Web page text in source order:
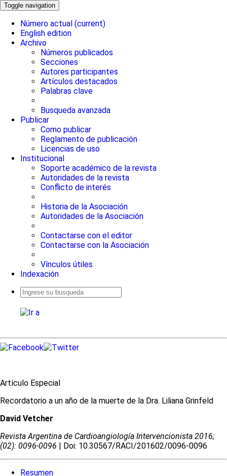
Toggle navigation
Número actual (current)
English edition
Archivo
Números publicados
Secciones
Autores participantes
Artículos destacados
Palabras clave
Busqueda avanzada
Publicar
Como publicar
Reglamento de publicación
Licencias de uso
Institucional
Soporte académico de la revista
Autoridades de la revista
Conflicto de interés
Historia de la Asociación
Autoridades de la Asociación
Contactarse con el editor
Contactarse con la Asociación
Vínculos útiles
Indexación
Artículo Especial
Recordatorio a un año de la muerte de la Dra. Liliana Grinfeld
David Vetcher
Revista Argentina de Cardioangiologí­a Intervencionista 2016;
(02): 0096-0096 | Doi: 10.30567/RACI/201602/0096-0096
Resumen